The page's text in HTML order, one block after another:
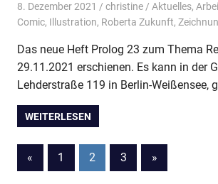
8. Dezember 2021 christine Aktuelles,
Comic, Illustration, Roberta Zukunft,
Das neue Heft Prolog 23 zum Thema
29.11.2021 erschienen. Es kann in der
Lehderstraße 119 in Berlin-Weißensee,
WEITERLESEN
Seitennummerierung
« Vorherige
Beiträge
1 2 3
Nächste
Beiträge
»